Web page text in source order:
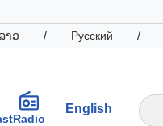
າວ / Русский /
Radio
English